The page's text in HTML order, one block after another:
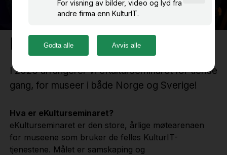
Bli med på eKulturseminar!
I 2026 arrangerer vi eKulturseminaret for tiende
gang, for museer i både Norge og Sverige!
Hva er eKulturseminaret?
eKulturseminaret er den store, årlige møtearenaen
for museene som bruker de felles KulturIT-
tjenestene. Målet er samskaping og